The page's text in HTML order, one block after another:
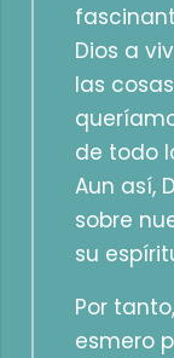
Dios a
las
de todo
Aun así,
sobre
su
Por
esmero